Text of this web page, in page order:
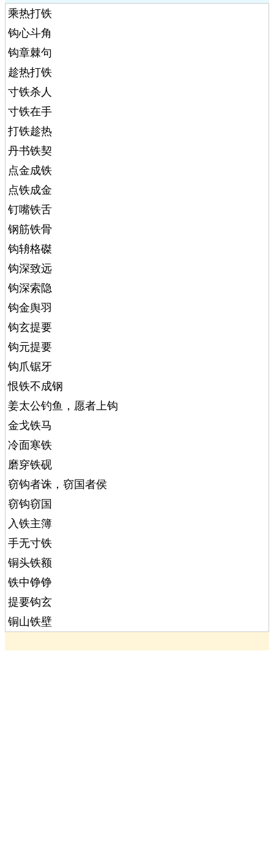
乘热打铁
钩心斗角
钩章棘句
趁热打铁
寸铁杀人
寸铁在手
打铁趁热
丹书铁契
点金成铁
点铁成金
钉嘴铁舌
钢筋铁骨
钩辀格磔
钩深致远
钩深索隐
钩金舆羽
钩玄提要
钩元提要
钩爪锯牙
恨铁不成钢
姜太公钓鱼，愿者上钩
金戈铁马
冷面寒铁
磨穿铁砚
窃钩者诛，窃国者侯
窃钩窃国
入铁主簿
手无寸铁
铜头铁额
铁中铮铮
提要钩玄
铜山铁壁